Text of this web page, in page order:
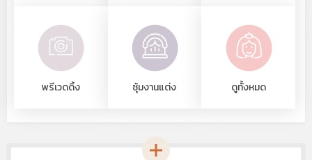
พรีเวดดิ้ง ซุ้มงานแต่ง ดูทั้งหมด